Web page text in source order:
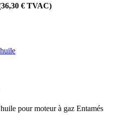
€ TVAC)
pour moteur à gaz Entamés